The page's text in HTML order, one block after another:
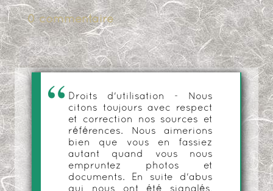
0 commentaire
Droits d'utilisation - Nous
citons toujours avec respect
et correction nos sources et
références. Nous aimerions
bien que vous en fassiez
autant quand vous nous
empruntez photos et
documents. En suite d'abus